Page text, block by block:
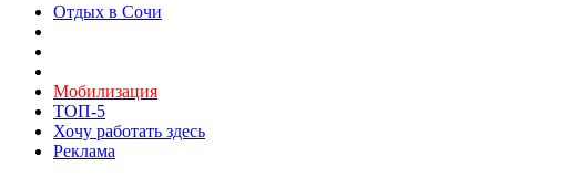
Отдых в Сочи
Мобилизация
ТОП-5
Хочу работать здесь
Реклама